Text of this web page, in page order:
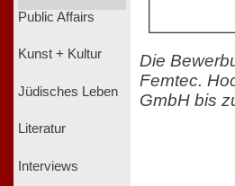
Public Affairs
Kunst + Kultur
Jüdisches Leben
Literatur
Interviews
Die
Femtec.
GmbH bis